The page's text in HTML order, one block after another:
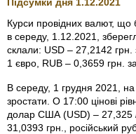
Курси провідних валют, що
в середу, 1.12.2021,
склали: USD – 27,2142
1 євро, RUB – 0,3659 грн.
В середу, 1 грудня 2021, на
зростати. О 17:00 цінові
долар США (USD) – 27,325
31,0393 грн., російський